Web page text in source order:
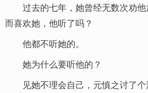
过去的七年，她曾经无数次劝
而喜欢她，他听了吗？
他都不听她的。
她为什么要听他的？
见她不理会自己，元慎之讨了